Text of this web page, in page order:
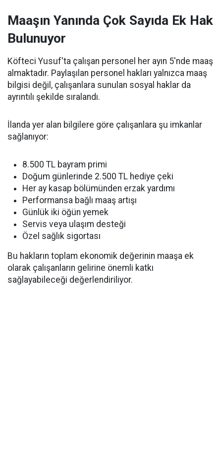
Maaşın Yanında Çok Sayıda Ek Hak
Bulunuyor
Köfteci Yusuf'ta çalışan personel her ayın 5'nde maaş
almaktadır. Paylaşılan personel hakları yalnızca maaş
bilgisi değil, çalışanlara sunulan sosyal haklar da
ayrıntılı şekilde sıralandı.
İlanda yer alan bilgilere göre çalışanlara şu imkanlar
sağlanıyor:
8.500 TL bayram primi
Doğum günlerinde 2.500 TL hediye çeki
Her ay kasap bölümünden erzak yardımı
Performansa bağlı maaş artışı
Günlük iki öğün yemek
Servis veya ulaşım desteği
Özel sağlık sigortası
Bu hakların toplam ekonomik değerinin maaşa ek
olarak çalışanların gelirine önemli katkı
sağlayabileceği değerlendiriliyor.